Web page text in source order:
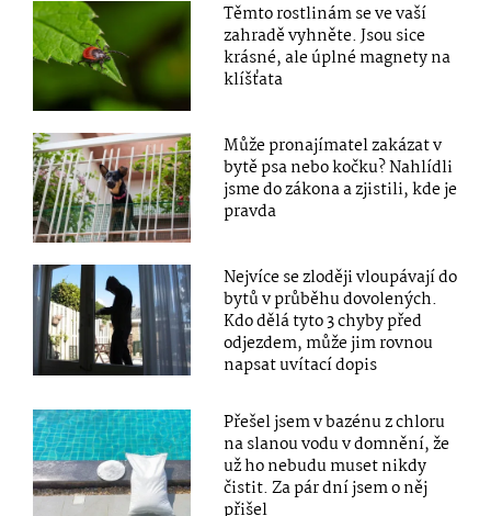
Těmto rostlinám se ve vaší
zahradě vyhněte. Jsou sice
krásné, ale úplné magnety na
klíšťata
Může pronajímatel zakázat v
bytě psa nebo kočku? Nahlídli
jsme do zákona a zjistili, kde je
pravda
Nejvíce se zloději vloupávají do
bytů v průběhu dovolených.
Kdo dělá tyto 3 chyby před
odjezdem, může jim rovnou
napsat uvítací dopis
Přešel jsem v bazénu z chloru
na slanou vodu v domnění, že
už ho nebudu muset nikdy
čistit. Za pár dní jsem o něj